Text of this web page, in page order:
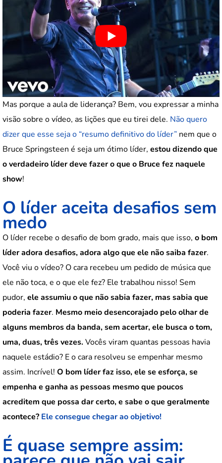
Mas porque a aula de liderança? Bem, vou expressar a minha
visão sobre o vídeo, as lições que eu tirei dele. Não quero
dizer que esse seja o “resumo definitivo do líder” nem que o
Bruce Springsteen é seja um ótimo líder, estou dizendo que
o verdadeiro líder deve fazer o que o Bruce fez naquele
show!
O líder aceita desafios sem
medo
O líder recebe o desafio de bom grado, mais que isso, o bom
líder adora desafios, adora algo que ele não saiba fazer.
Você viu o vídeo? O cara recebeu um pedido de música que
ele não toca, e o que ele fez? Ele trabalhou nisso! Sem
pudor, ele assumiu o que não sabia fazer, mas sabia que
poderia fazer. Mesmo meio desencorajado pelo olhar de
alguns membros da banda, sem acertar, ele busca o tom,
uma, duas, três vezes.Vocês viram quantas pessoas havia
naquele estádio? E o cara resolveu se empenhar mesmo
assim. Incrível! O bom líder faz isso, ele se esforça, se
empenha e ganha as pessoas mesmo que poucos
acreditem que possa dar certo, e sabe o que geralmente
acontece? Ele consegue chegar ao objetivo!
É quase sempre assim: